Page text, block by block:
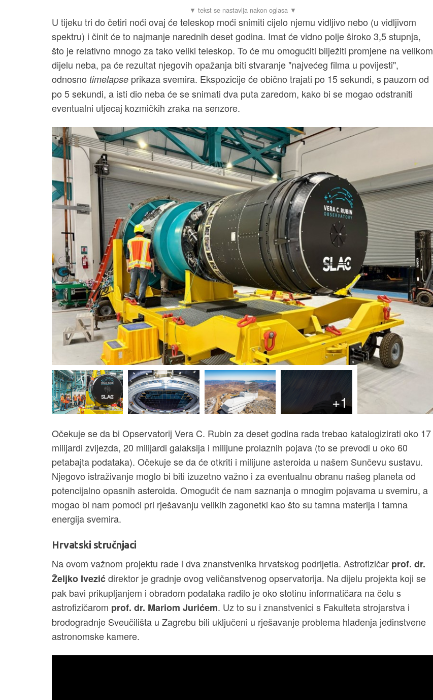
U tijeku tri do četiri noći ovaj će teleskop moći snimiti cijelo njemu vidljivo nebo (u vidljivom
spektru) i činit će to najmanje narednih deset godina. Imat će vidno polje široko 3,5 stupnja,
što je relativno mnogo za tako veliki teleskop. To će mu omogućiti bilježiti promjene na velikom
dijelu neba, pa će rezultat njegovih opažanja biti stvaranje "najvećeg filma u povijesti",
odnosno timelapse prikaza svemira. Ekspozicije će obično trajati po 15 sekundi, s pauzom od
po 5 sekundi, a isti dio neba će se snimati dva puta zaredom, kako bi se mogao odstraniti
eventualni utjecaj kozmičkih zraka na senzore.
+1
Očekuje se da bi Opservatorij Vera C. Rubin za deset godina rada trebao katalogizirati oko 17
milijardi zvijezda, 20 milijardi galaksija i milijune prolaznih pojava (to se prevodi u oko 60
petabajta podataka). Očekuje se da će otkriti i milijune asteroida u našem Sunčevu sustavu.
Njegovo istraživanje moglo bi biti izuzetno važno i za eventualnu obranu našeg planeta od
potencijalno opasnih asteroida. Omogućit će nam saznanja o mnogim pojavama u svemiru, a
mogao bi nam pomoći pri rješavanju velikih zagonetki kao što su tamna materija i tamna
energija svemira.
Hrvatski stručnjaci
Na ovom važnom projektu rade i dva znanstvenika hrvatskog podrijetla. Astrofizičar prof. dr.
Željko Ivezićdirektor je gradnje ovog veličanstvenog opservatorija. Na dijelu projekta koji se
pak bavi prikupljanjem i obradom podataka radilo je oko stotinu informatičara na čelu s
astrofizičarom prof. dr. Mariom Jurićem. Uz to su i znanstvenici s Fakulteta strojarstva i
brodogradnje Sveučilišta u Zagrebu bili uključeni u rješavanje problema hlađenja jedinstvene
astronomske kamere.